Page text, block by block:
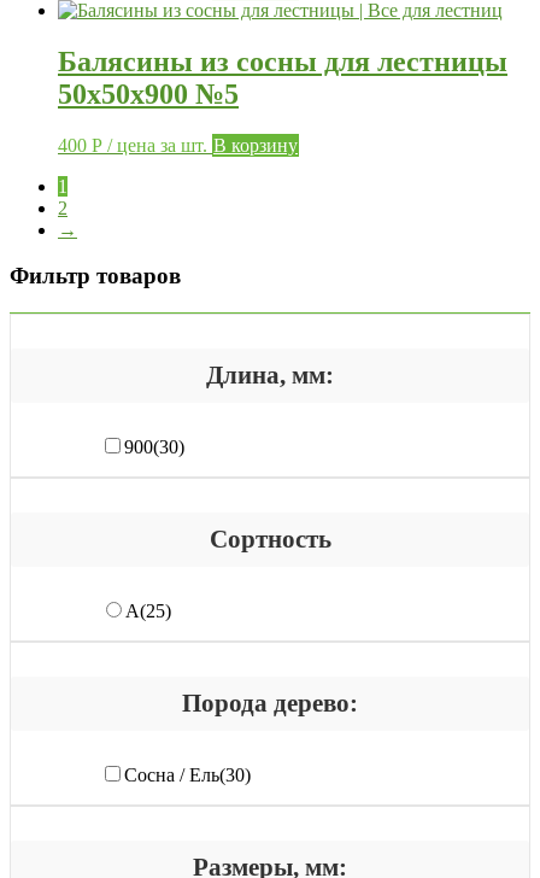
Балясины из сосны для лестницы
50х50х900 №5
400 Р / цена за шт. В корзину
1
2
→
Фильтр товаров
Длина, мм:
900(30)
Сортность
А(25)
Порода дерево:
Сосна / Ель(30)
Размеры, мм: